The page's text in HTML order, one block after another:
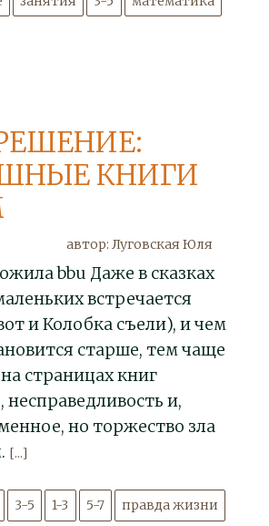
КНИГИ
автор: Луговская Юля
bbu Даже в сказках
встречается
и Колобка съели), и чем
старше, тем чаще
страницах книг
несправедливость и,
но торжество зла
[...]
3-5 1-3 5-7 правда жизни